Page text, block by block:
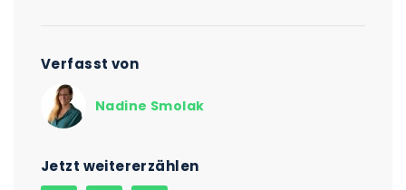
Verfasst von
Nadine Smolak
Jetzt weitererzählen